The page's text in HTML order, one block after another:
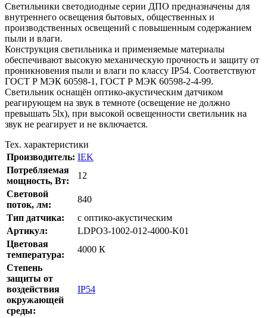
Светильники светодиодные серии ДПО предназначены для
внутреннего освещения бытовых, общественных и
производственных освещений с повышенным содержанием
пыли и влаги.
Конструкция светильника и применяемые материалы
обеспечивают высокую механическую прочность и защиту от
проникновения пыли и влаги по классу IP54. Соответствуют
ГОСТ Р МЭК 60598-1, ГОСТ Р МЭК 60598-2-4-99.
Светильник оснащён оптико-акустическим датчиком
реагирующем на звук в темноте (освещение не должно
превышать 5lx), при высокой освещенности светильник на
звук не реагирует и не включается.
Тех. характеристики
Производитель: IEK
Потребляемая
мощность, Вт:
12
Cветовой
поток, лм:
840
Тип датчика:
с оптико-акустическим
Артикул:
LDPO3-1002-012-4000-K01
Цветовая
температура:
4000 К
Степень
защиты от
воздействия
окружающей
среды:
IP54